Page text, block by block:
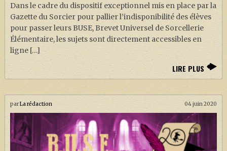
Dans le cadre du dispositif exceptionnel mis en place par la
Gazette du Sorcier pour pallier l’indisponibilité des élèves
pour passer leurs BUSE, Brevet Universel de Sorcellerie
Élémentaire, les sujets sont directement accessibles en
ligne […]
LIRE PLUS
parLa rédaction 04 juin 2020